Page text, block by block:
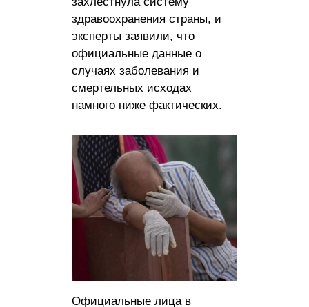
здравоохранения страны, и
эксперты заявили, что
официальные данные о
случаях заболевания и
смертельных исходах
намного ниже фактических.
Официальные лица в